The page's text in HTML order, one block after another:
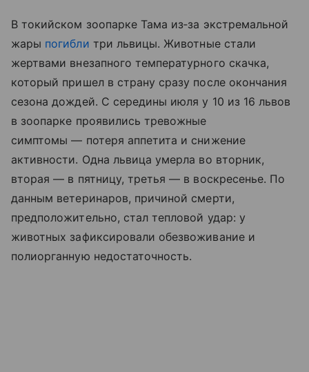
В токийском зоопарке Тама из‑за экстремальной
жары погибли три львицы. Животные стали
жертвами внезапного температурного скачка,
который пришел в страну сразу после окончания
сезона дождей. С середины июля у 10 из 16 львов
в зоопарке проявились тревожные
симптомы — потеря аппетита и снижение
активности. Одна львица умерла во вторник,
вторая — в пятницу, третья — в воскресенье. По
данным ветеринаров, причиной смерти,
предположительно, стал тепловой удар: у
животных зафиксировали обезвоживание и
полиорганную недостаточность.